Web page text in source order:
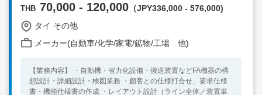
THB 70,000 - 120,000 （JPY336,000 - 576,000)
タイ その他
メーカー(自動車/化学/家電/鉱物/工場 他)
【業務内容】 ・自動機・省力化設備・搬送装置などFA機器の構
想設計・詳細設計・検図業務 ・顧客との仕様打合せ、要求仕様
書・機能仕様書の作成 ・レイアウト設計（ライン全体／装置単